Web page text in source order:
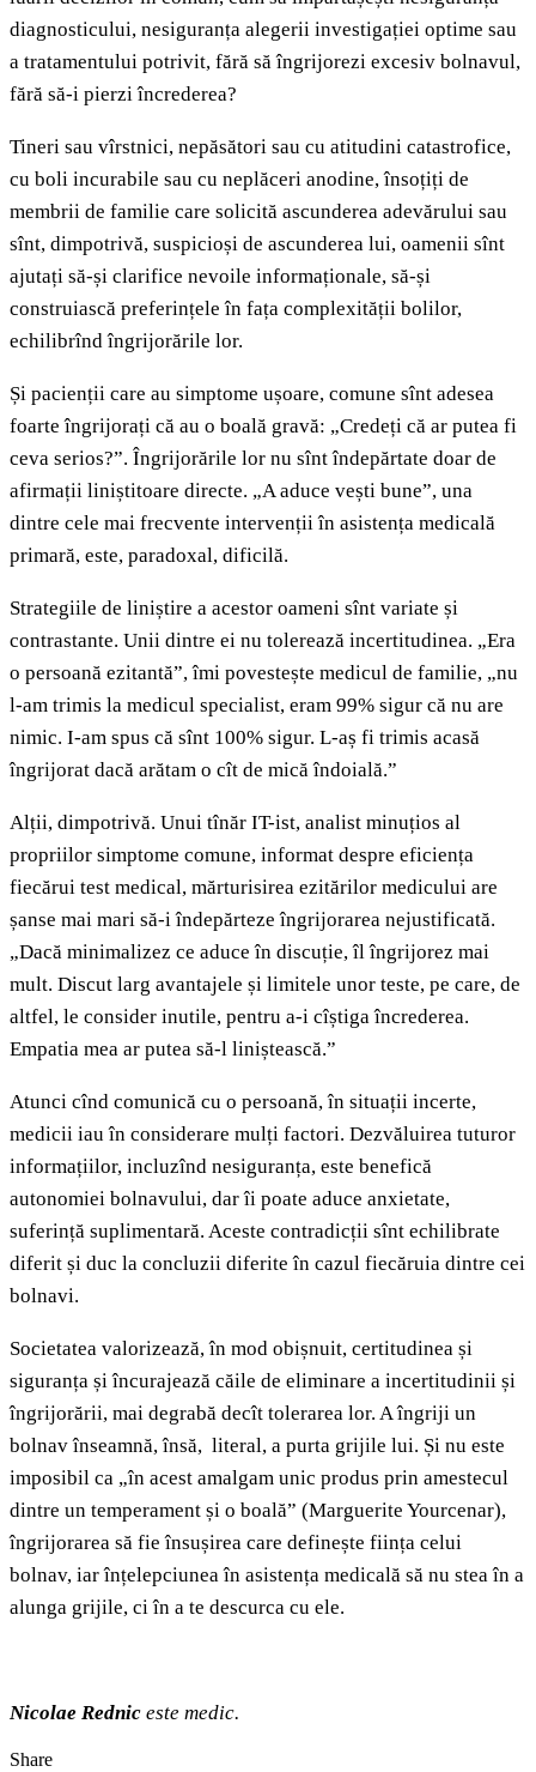
diagnosticului, nesiguranța alegerii investigației optime sau
a tratamentului potrivit, fără să îngrijorezi excesiv bolnavul,
fără să-i pierzi încrederea?
Tineri sau vîrstnici, nepăsători sau cu atitudini catastrofice,
cu boli incurabile sau cu neplăceri anodine, însoțiți de
membrii de familie care solicită ascunderea adevărului sau
sînt, dimpotrivă, suspicioși de ascunderea lui, oamenii sînt
ajutați să-și clarifice nevoile informaționale, să-și
construiască preferințele în fața complexității bolilor,
echilibrînd îngrijorările lor.
Și pacienții care au simptome ușoare, comune sînt adesea
foarte îngrijorați că au o boală gravă: „Credeți că ar putea fi
ceva serios?”. Îngrijorările lor nu sînt îndepărtate doar de
afirmații liniștitoare directe. „A aduce vești bune”, una
dintre cele mai frecvente intervenții în asistența medicală
primară, este, paradoxal, dificilă.
Strategiile de liniștire a acestor oameni sînt variate și
contrastante. Unii dintre ei nu tolerează incertitudinea. „Era
o persoană ezitantă”, îmi povestește medicul de familie, „nu
l-am trimis la medicul specialist, eram 99% sigur că nu are
nimic. I-am spus că sînt 100% sigur. L-aș fi trimis acasă
îngrijorat dacă arătam o cît de mică îndoială.”
Alții, dimpotrivă. Unui tînăr IT-ist, analist minuțios al
propriilor simptome comune, informat despre eficiența
fiecărui test medical, mărturisirea ezitărilor medicului are
șanse mai mari să-i îndepărteze îngrijorarea nejustificată.
„Dacă minimalizez ce aduce în discuție, îl îngrijorez mai
mult. Discut larg avantajele și limitele unor teste, pe care, de
altfel, le consider inutile, pentru a-i cîștiga încrederea.
Empatia mea ar putea să-l liniștească.”
Atunci cînd comunică cu o persoană, în situații incerte,
medicii iau în considerare mulți factori. Dezvăluirea tuturor
informațiilor, incluzînd nesiguranța, este benefică
autonomiei bolnavului, dar îi poate aduce anxietate,
suferință suplimentară. Aceste contradicții sînt echilibrate
diferit și duc la concluzii diferite în cazul fiecăruia dintre cei
bolnavi.
Societatea valorizează, în mod obișnuit, certitudinea și
siguranța și încurajează căile de eliminare a incertitudinii și
îngrijorării, mai degrabă decît tolerarea lor. A îngriji un
bolnav înseamnă, însă, literal, a purta grijile lui. Și nu este
imposibil ca „în acest amalgam unic produs prin amestecul
dintre un temperament și o boală” (Marguerite Yourcenar),
îngrijorarea să fie însușirea care definește ființa celui
bolnav, iar înțelepciunea în asistența medicală să nu stea în a
alunga grijile, ci în a te descurca cu ele.
Nicolae Rednic este medic.
Share